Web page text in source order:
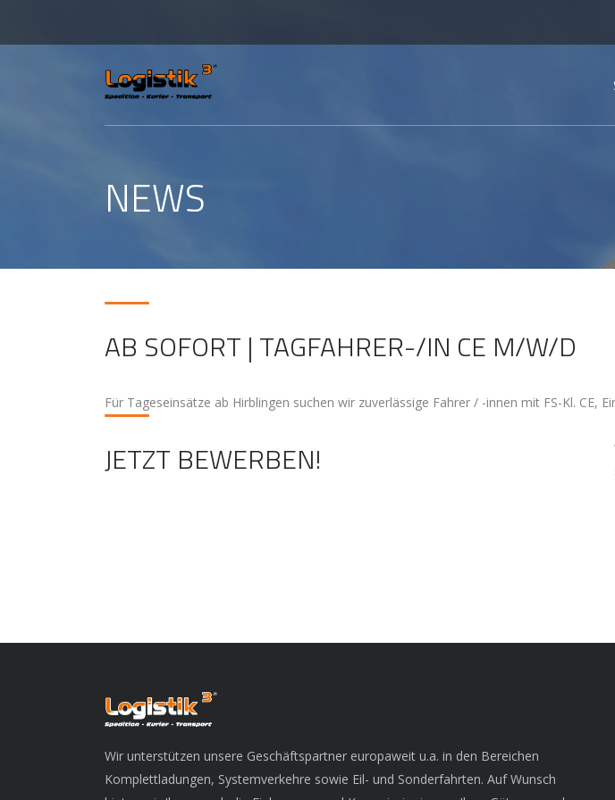
NEWS
AB SOFORT | TAGFAHRER-/IN CE M/W/D
Für Tageseinsätze ab Hirblingen suchen wir zuverlässige Fahrer / -innen mit FS-Kl. CE,
JETZT BEWERBEN!
Wir unterstützen unsere Geschäftspartner europaweit u.a. in den Bereichen
Komplettladungen, Systemverkehre sowie Eil- und Sonderfahrten. Auf Wunsch